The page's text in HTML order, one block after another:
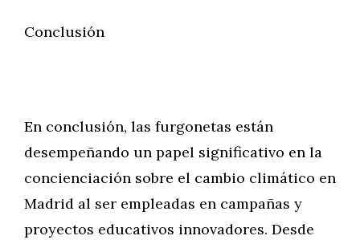
Conclusión
En conclusión, las furgonetas están
desempeñando un papel significativo en la
concienciación sobre el cambio climático en
Madrid al ser empleadas en campañas y
proyectos educativos innovadores. Desde